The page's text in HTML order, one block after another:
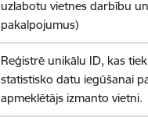
uzlabotu vietnes darbību un
pakalpojumus)
Reģistrē unikālu ID, kas
statistisko datu iegūšanai
apmeklētājs izmanto vietni.